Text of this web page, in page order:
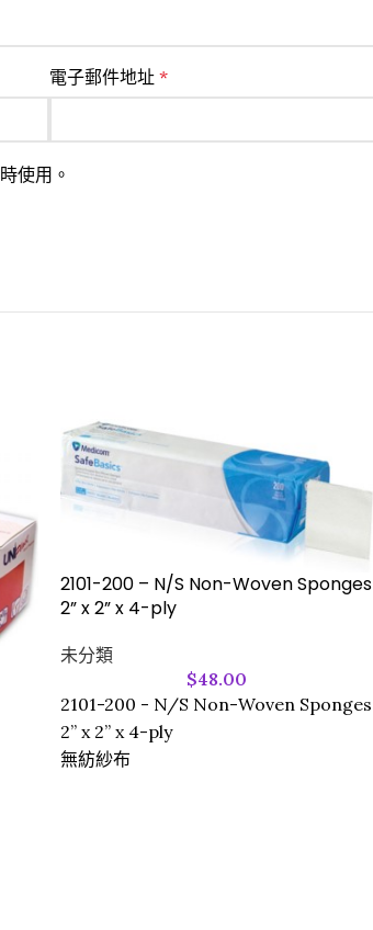
電子郵件地址 *
使用。
2101-200 – N/S Non-Woven Sponges
2” x 2” x 4-ply
未分類
$48.00
2101-200 - N/S Non-Woven Sponges
2” x 2” x 4-ply
無紡紗布